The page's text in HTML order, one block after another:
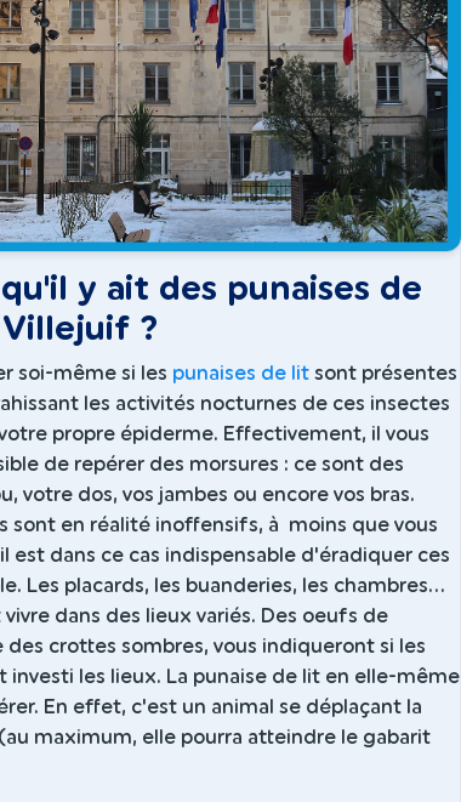
y ait des punaises de
?
soi-même si les punaises de lit sont présentes
les activités nocturnes de ces insectes
propre épiderme. Effectivement, il vous
de repérer des morsures : ce sont des
votre dos, vos jambes ou encore vos bras.
sont en réalité inoffensifs, à moins que vous
est dans ce cas indispensable d'éradiquer ces
Les placards, les buanderies, les chambres...
dans des lieux variés. Des oeufs de
des crottes sombres, vous indiqueront si les
les lieux. La punaise de lit en elle-même
En effet, c'est un animal se déplaçant la
maximum, elle pourra atteindre le gabarit